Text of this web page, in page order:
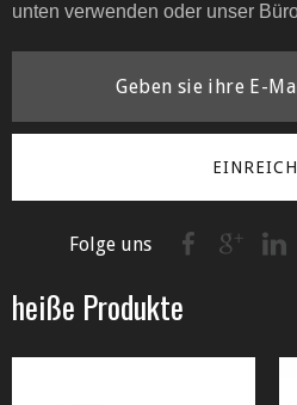
unten verwenden oder unser
Folge uns
heiße Produkte